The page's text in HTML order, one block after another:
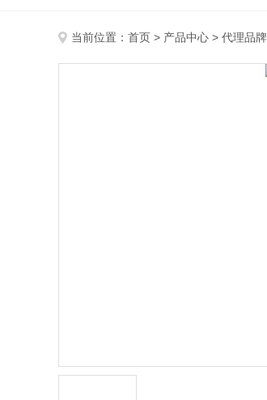
当前位置： 首页 > 产品中心 > 代理品牌